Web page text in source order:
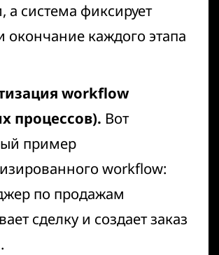
а система фиксирует
окончание каждого этапа
workflow
процессов). Вот
пример
workflow:
по продажам
сделку и создает заказ